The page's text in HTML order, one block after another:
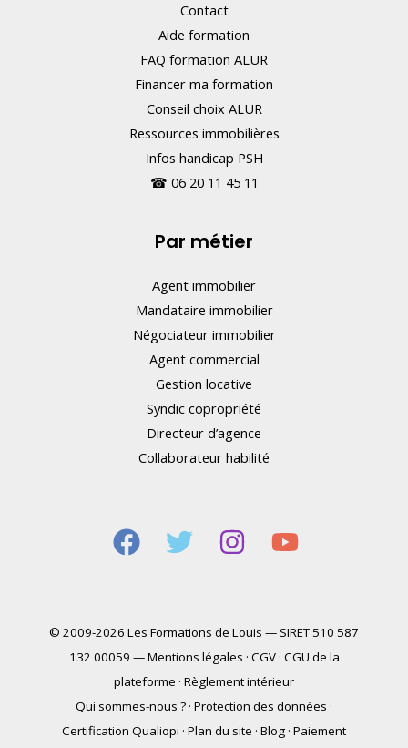
Contact
Aide formation
FAQ formation ALUR
Financer ma formation
Conseil choix ALUR
Ressources immobilières
Infos handicap PSH
☎ 06 20 11 45 11
Par métier
Agent immobilier
Mandataire immobilier
Négociateur immobilier
Agent commercial
Gestion locative
Syndic copropriété
Directeur d’agence
Collaborateur habilité
© 2009-2026 Les Formations de Louis — SIRET 510 587
132 00059 —Mentions légales · CGV· CGU de la
plateforme · Règlement intérieur
Qui sommes-nous ? · Protection des données ·
Certification Qualiopi · Plan du site · Blog · Paiement